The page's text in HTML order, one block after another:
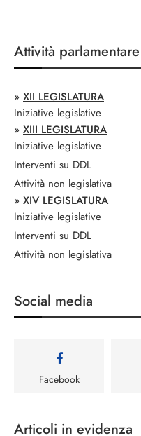
Attività parlamentare
» XII LEGISLATURA
Iniziative legislative
» XIII LEGISLATURA
Iniziative legislative
Interventi su DDL
Attività non legislativa
» XIV LEGISLATURA
Iniziative legislative
Interventi su DDL
Attività non legislativa
Social media
Facebook
Articoli in evidenza